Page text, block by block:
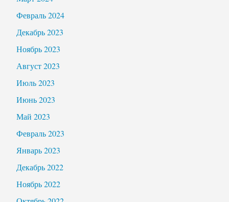
Февраль 2024
Декабрь 2023
Ноябрь 2023
Август 2023
Июль 2023
Июнь 2023
Май 2023
Февраль 2023
Январь 2023
Декабрь 2022
Ноябрь 2022